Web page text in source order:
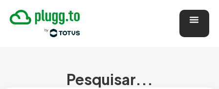
Pesquisar...